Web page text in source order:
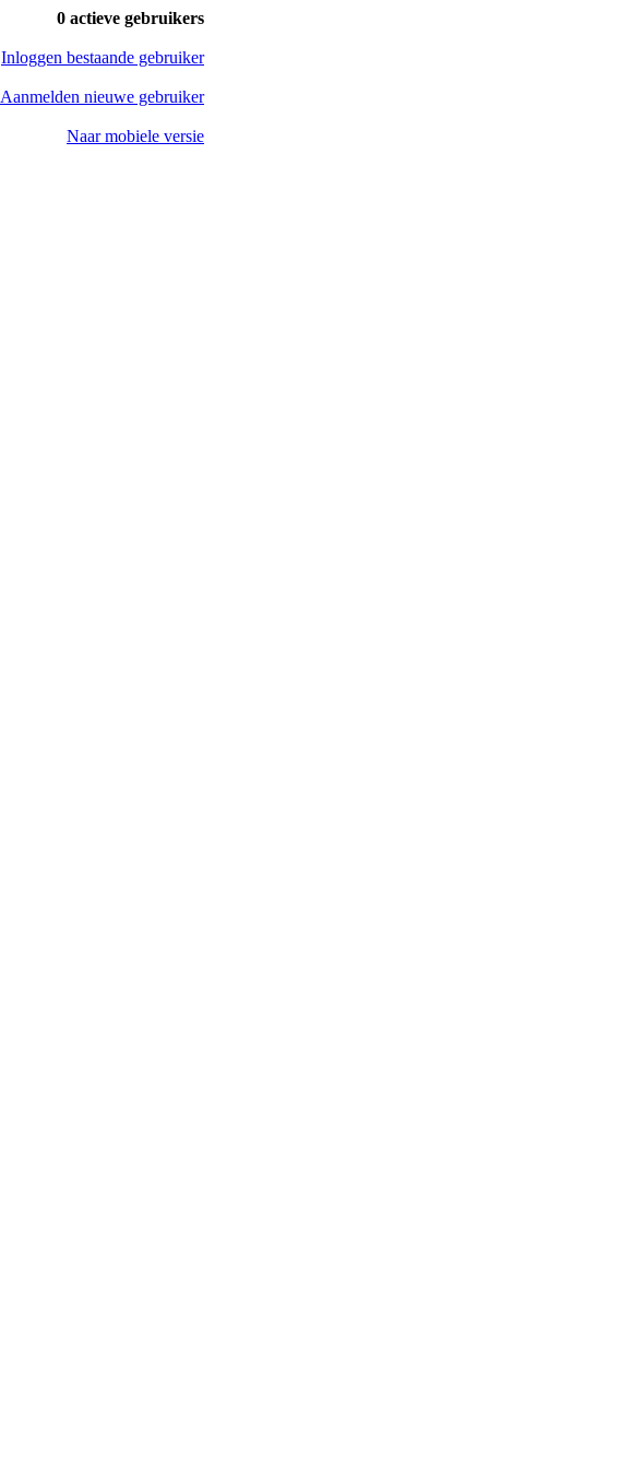
0 actieve gebruikers
Inloggen bestaande gebruiker
Aanmelden nieuwe gebruiker
Naar mobiele versie